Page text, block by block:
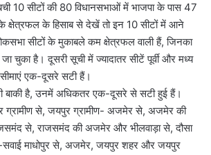
10 सीटों की 80 विधानसभाओं में भाजपा के पास 47
क्षेत्रफल के हिसाब से देखें तो इन 10 सीटों में आने
सीटों के मुकाबले कम क्षेत्रफल वाली हैं, जिनका
चुका है। दूसरी सूची में ज्यादातर सीटें पूर्वी और मध्य
एक-दूसरे सटी हैं।
बाकी है, उनमें अधिकतर एक-दूसरे से सटी हुई हैं।
से, जयपुर ग्रामीण- अजमेर से, अजमेर की
से, राजसमंद की अजमेर और भीलवाड़ा से, दौसा
सवाई माधोपुर से, अजमेर, जयपुर शहर और जयपुर